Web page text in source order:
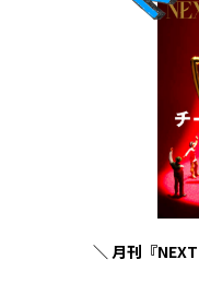
＼ 月刊『